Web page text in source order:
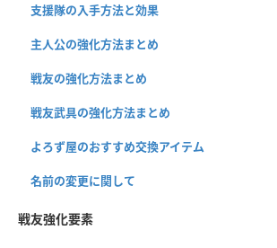
支援隊の入手方法と効果
主人公の強化方法まとめ
戦友の強化方法まとめ
戦友武具の強化方法まとめ
よろず屋のおすすめ交換アイテム
名前の変更に関して
戦友強化要素